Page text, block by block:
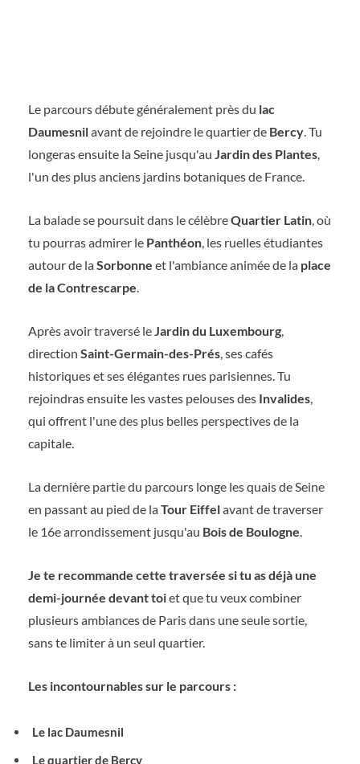
Le parcours débute généralement près du lac
Daumesnilavant de rejoindre le quartier de Bercy. Tu
longeras ensuite la Seine jusqu'au Jardin des Plantes,
l'un des plus anciens jardins botaniques de France.
La balade se poursuit dans le célèbreQuartier Latin, où
tu pourras admirer le Panthéon, les ruelles étudiantes
autour de laSorbonne et l'ambiance animée de la place
de la Contrescarpe.
Après avoir traversé leJardin du Luxembourg,
direction Saint-Germain-des-Prés, ses cafés
historiques et ses élégantes rues parisiennes. Tu
rejoindras ensuite les vastes pelouses des Invalides,
qui offrent l'une des plus belles perspectives de la
capitale.
La dernière partie du parcours longe les quais de Seine
en passant au pied de laTour Eiffelavant de traverser
le 16e arrondissement jusqu'au Bois de Boulogne.
Je te recommande cette traversée si tu as déjà une
demi-journée devant toiet que tu veux combiner
plusieurs ambiances de Paris dans une seule sortie,
sans te limiter à un seul quartier.
Les incontournables sur le parcours :
Le lac Daumesnil
Le quartier de Bercy